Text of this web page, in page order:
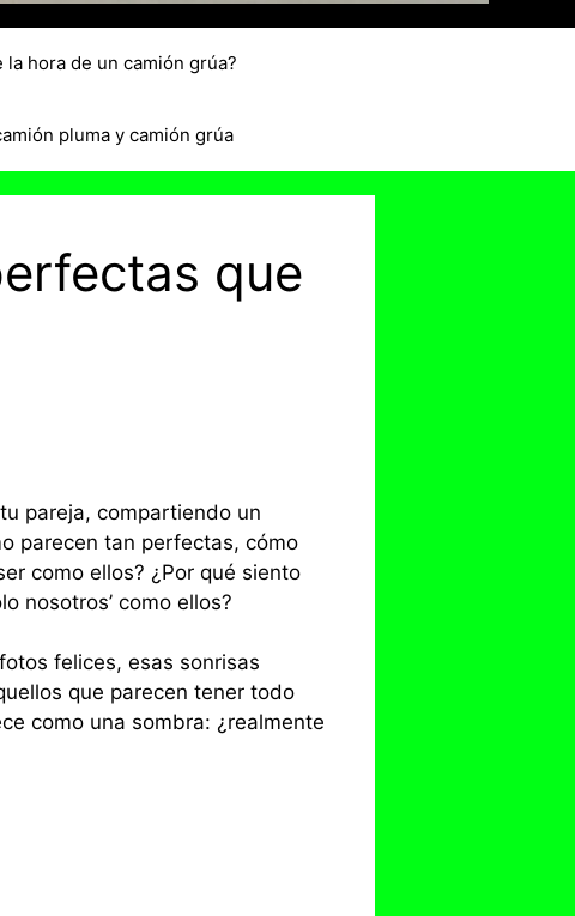
la hora de un camión grúa?
pluma y camión grúa
que
pareja, compartiendo un
parecen tan perfectas, cómo
como ellos? ¿Por qué siento
nosotros’ como ellos?
felices, esas sonrisas
que parecen tener todo
como una sombra: ¿realmente